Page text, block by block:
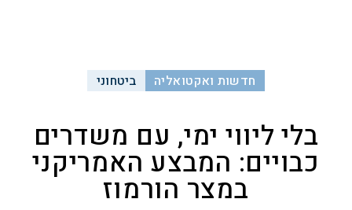
חדשות ואקטואליה ביטחוני
בלי ליווי ימי, עם משדרים
כבויים: המבצע האמריקני
במצר הורמוז